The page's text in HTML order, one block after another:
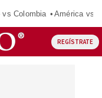
vs Colombia América vs
REGÍSTRATE